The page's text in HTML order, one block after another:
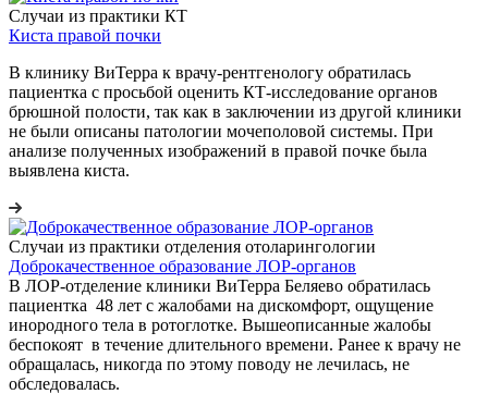
Случаи из практики КТ
Киста правой почки
В клинику ВиТерра к врачу-рентгенологу обратилась
пациентка с просьбой оценить КТ-исследование органов
брюшной полости, так как в заключении из другой клиники
не были описаны патологии мочеполовой системы. При
анализе полученных изображений в правой почке была
выявлена киста.
Случаи из практики отделения отоларингологии
Доброкачественное образование ЛОР-органов
В ЛОР-отделение клиники ВиТерра Беляево обратилась
пациентка 48 лет с жалобами на дискомфорт, ощущение
инородного тела в ротоглотке. Вышеописанные жалобы
беспокоят в течение длительного времени. Ранее к врачу не
обращалась, никогда по этому поводу не лечилась, не
обследовалась.